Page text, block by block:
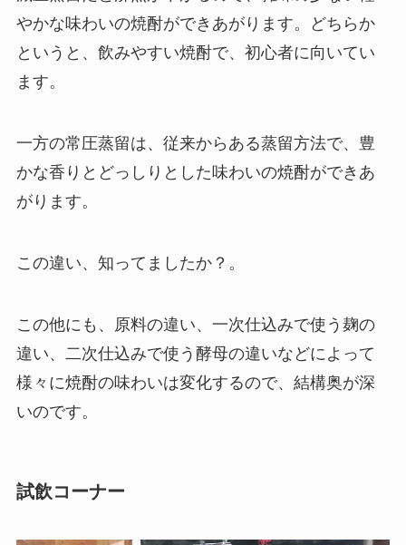
やかな味わいの焼酎ができあがります。どちらか
というと、飲みやすい焼酎で、初心者に向いてい
ます。
一方の常圧蒸留は、従来からある蒸留方法で、豊
かな香りとどっしりとした味わいの焼酎ができあ
がります。
この違い、知ってましたか？。
この他にも、原料の違い、一次仕込みで使う麹の
違い、二次仕込みで使う酵母の違いなどによって
様々に焼酎の味わいは変化するので、結構奥が深
いのです。
試飲コーナー